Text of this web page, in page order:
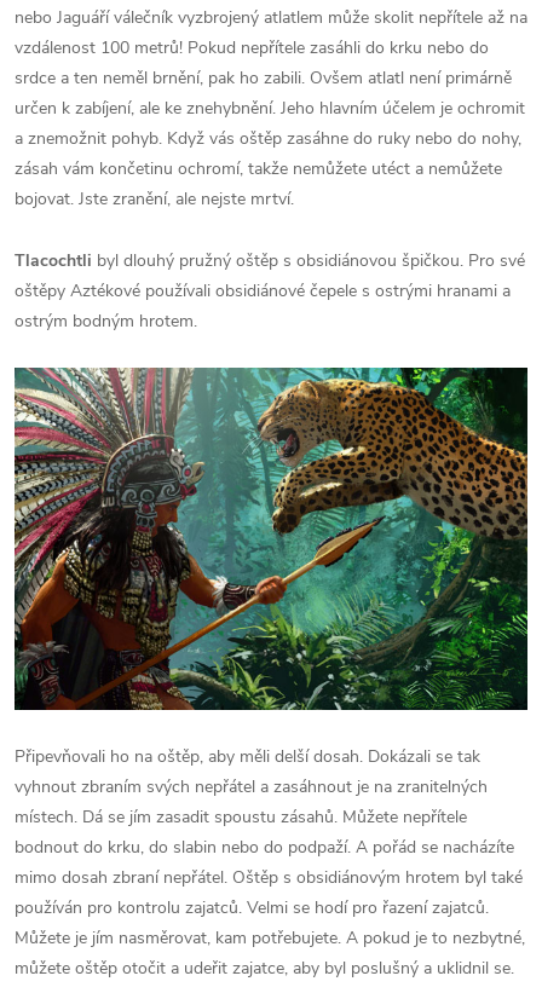
nebo Jaguáří válečník vyzbrojený atlatlem může skolit nepřítele až na
vzdálenost 100 metrů! Pokud nepřítele zasáhli do krku nebo do
srdce a ten neměl brnění, pak ho zabili. Ovšem atlatl není primárně
určen k zabíjení, ale ke znehybnění. Jeho hlavním účelem je ochromit
a znemožnit pohyb. Když vás oštěp zasáhne do ruky nebo do nohy,
zásah vám končetinu ochromí, takže nemůžete utéct a nemůžete
bojovat. Jste zranění, ale nejste mrtví.
Tlacochtli byl dlouhý pružný oštěp s obsidiánovou špičkou. Pro své
oštěpy Aztékové používali obsidiánové čepele s ostrými hranami a
ostrým bodným hrotem.
Připevňovali ho na oštěp, aby měli delší dosah. Dokázali se tak
vyhnout zbraním svých nepřátel a zasáhnout je na zranitelných
místech. Dá se jím zasadit spoustu zásahů. Můžete nepřítele
bodnout do krku, do slabin nebo do podpaží. A pořád se nacházíte
mimo dosah zbraní nepřátel. Oštěp s obsidiánovým hrotem byl také
používán pro kontrolu zajatců. Velmi se hodí pro řazení zajatců.
Můžete je jím nasměrovat, kam potřebujete. A pokud je to nezbytné,
můžete oštěp otočit a udeřit zajatce, aby byl poslušný a uklidnil se.